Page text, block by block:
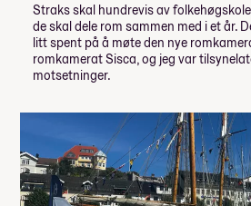
Straks skal hundrevis av
de skal dele rom sammen med i et år.
litt spent på å møte den nye
romkamerat Sisca, og jeg var
motsetninger.